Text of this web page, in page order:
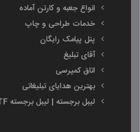
انواع جعبه و کارتن آماده
خدمات طراحی و چاپ
پنل پیامک رایگان
آقای تبلیغ
اتاق کمپرسی
بهترین هدایای تبلیغاتی
لیبل برجسته | لیبل برجسته UV DTF | لیبل UV DTF